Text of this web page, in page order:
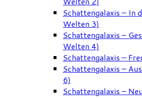
Schattengalaxis – In
Welten 3)
Schattengalaxis –
Welten 4)
Schattengalaxis –
Schattengalaxis –
6)
Schattengalaxis –